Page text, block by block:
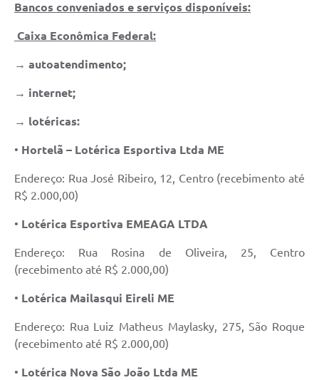
Editais
Lista Telefônica
A Nossa Cidade
Agenda de Eventos
Cadastro de voluntários - Lei n° 5.205/21
Central de Serviço
Consulta Pública: Revisão Plano Diretor
Bancos conveniados e serviços disponíveis:
Caixa Econômica Federal:
→ autoatendimento;
→ internet;
→ lotéricas:
• Hortelã – Lotérica Esportiva Ltda ME
Endereço: Rua José Ribeiro, 12, Centro (recebimento até
R$ 2.000,00)
• Lotérica Esportiva EMEAGA LTDA
Endereço: Rua Rosina de Oliveira, 25, Centro
(recebimento até R$ 2.000,00)
• Lotérica Mailasqui Eireli ME
Endereço: Rua Luiz Matheus Maylasky, 275, São Roque
(recebimento até R$ 2.000,00)
• Lotérica Nova São João Ltda ME